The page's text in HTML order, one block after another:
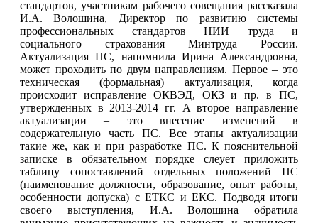
стандартов, участникам рабочего совещания рассказала
И.А. Волошина, Директор по развитию системы
профессиональных стандартов НИИ труда и
социального страхования Минтруда России.
Актуализация ПС, напомнила Ирина Александровна,
может проходить по двум направлениям. Первое – это
техническая (формальная) актуализация, когда
происходит исправление ОКВЭД, ОКЗ и пр. в ПС,
утвержденных в 2013-2014 гг. А второе направление
актуализации – это внесение изменений в
содержательную часть ПС. Все этапы актуализации
такие же, как и при разработке ПС. К пояснительной
записке в обязательном порядке слеует приложить
таблицу сопоставлений отдельных положений ПС
(наименование должности, образование, опыт работы,
особенности допуска) с ЕТКС и ЕКС. Подводя итоги
своего выступления, И.А. Волошина обратила